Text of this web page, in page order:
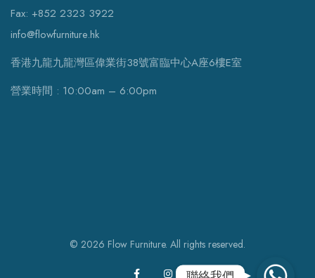
Fax: +852 2323 3922
info@flowfurniture.hk
香港九龍九龍灣區偉業街38號富臨中心A座6樓E室
營業時間 : 10:00am – 6:00pm
© 2026 Flow Furniture. All rights reserved.